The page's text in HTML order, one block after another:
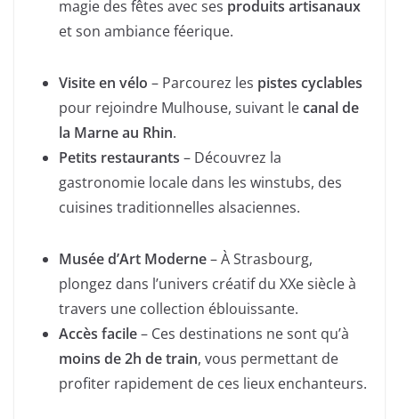
magie des fêtes avec ses produits artisanaux
et son ambiance féerique.
Visite en vélo – Parcourez les pistes cyclables
pour rejoindre Mulhouse, suivant lecanal de
la Marne au Rhin.
Petits restaurants – Découvrez la
gastronomie locale dans les winstubs, des
cuisines traditionnelles alsaciennes.
Musée d’Art Moderne– À Strasbourg,
plongez dans l’univers créatif du XXe siècle à
travers une collection éblouissante.
Accès facile– Ces destinations ne sont qu’à
moins de 2h de train, vous permettant de
profiter rapidement de ces lieux enchanteurs.